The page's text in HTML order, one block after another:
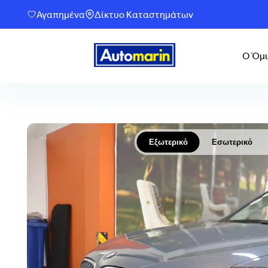
Αγαπημένα Δίκτυο Καταστημάτων
Ο
Εξωτερικό Εσωτερικό